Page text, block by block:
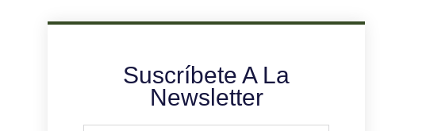
Suscríbete A La
Newsletter